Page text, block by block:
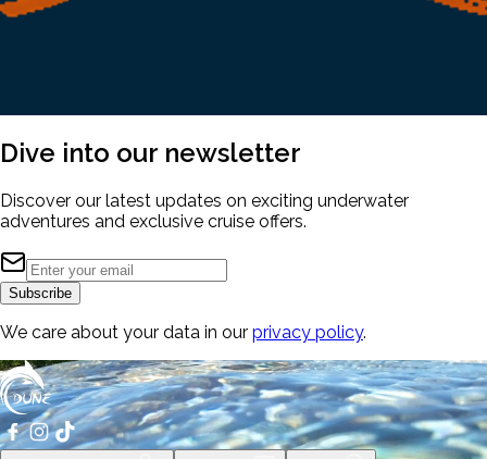
Dive into our newsletter
Discover our latest updates on exciting underwater
adventures and exclusive cruise offers.
Subscribe
We care about your data in our privacy policy.